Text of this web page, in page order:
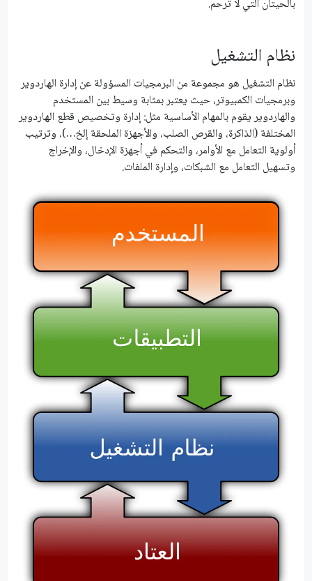
بالحيتان التي لا ترحم.
نظام التشغيل
نظام التشغيل هو مجموعة من البرمجيات المسؤولة عن إدارة الهاردوير
وبرمجيات الكمبيوتر، حيث يعتبر بمثابة وسيط بين المستخدم
والهاردوير يقوم بالمهام الأساسية مثل: إدارة وتخصيص قطع الهاردوير
المختلفة (الذاكرة، والقرص الصلب، والأجهزة الملحقة إلخ…)، وترتيب
أولوية التعامل مع الأوامر، والتحكم في أجهزة الإدخال، والإخراج
وتسهيل التعامل مع الشبكات، وإدارة الملفات.